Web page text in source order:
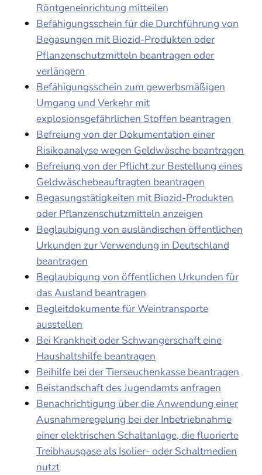
Röntgeneinrichtung mitteilen
Befähigungsschein für die Durchführung von
Begasungen mit Biozid-Produkten oder
Pflanzenschutzmitteln beantragen oder
verlängern
Befähigungsschein zum gewerbsmäßigen
Umgang und Verkehr mit
explosionsgefährlichen Stoffen beantragen
Befreiung von der Dokumentation einer
Risikoanalyse wegen Geldwäsche beantragen
Befreiung von der Pflicht zur Bestellung eines
Geldwäschebeauftragten beantragen
Begasungstätigkeiten mit Biozid-Produkten
oder Pflanzenschutzmitteln anzeigen
Beglaubigung von ausländischen öffentlichen
Urkunden zur Verwendung in Deutschland
beantragen
Beglaubigung von öffentlichen Urkunden für
das Ausland beantragen
Begleitdokumente für Weintransporte
ausstellen
Bei Krankheit oder Schwangerschaft eine
Haushaltshilfe beantragen
Beihilfe bei der Tierseuchenkasse beantragen
Beistandschaft des Jugendamts anfragen
Benachrichtigung über die Anwendung einer
Ausnahmeregelung bei der Inbetriebnahme
einer elektrischen Schaltanlage, die fluorierte
Treibhausgase als Isolier- oder Schaltmedien
nutzt